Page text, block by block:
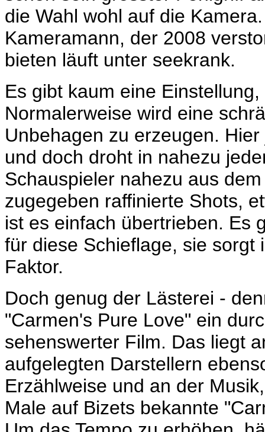
die Wahl wohl auf die
Kameramann, der 2008
bieten läuft unter seekrank.
Es gibt kaum eine
Normalerweise wird eine
Unbehagen zu erzeugen.
und doch droht in nahezu
Schauspieler nahezu aus
zugegeben raffinierte Shots,
ist es einfach übertrieben. Es
für diese Schieflage, sie
Faktor.
Doch genug der Lästerei -
"Carmen's Pure Love" ein
sehenswerter Film. Das liegt
aufgelegten Darstellern
Erzählweise und an der
Male auf Bizets bekannte